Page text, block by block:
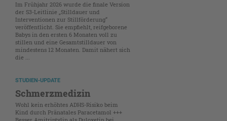
Im Frühjahr 2026 wurde die finale Version
der S3-Leitlinie „Stilldauer und
Interventionen zur Stillförderung“
veröffentlicht. Sie empfiehlt, reifgeborene
Babys in den ersten 6 Monaten voll zu
stillen und eine Gesamtstilldauer von
mindestens 12 Monaten. Damit nähert sich
die ...
STUDIEN-UPDATE
Schmerzmedizin
Wohl kein erhöhtes ADHS-Risiko beim
Kind durch Pränatales Paracetamol +++